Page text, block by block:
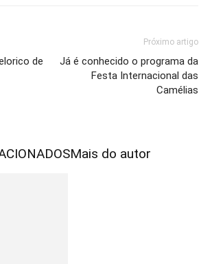
de
Próximo artigo
Já é conhecido o programa da
Festa Internacional das
Camélias
Mais do autor